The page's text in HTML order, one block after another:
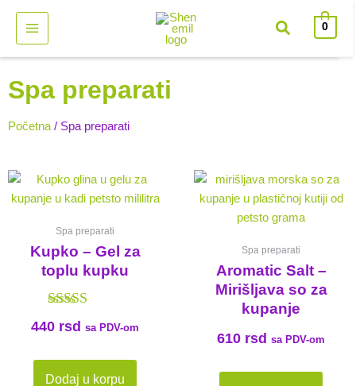
sadržaj
0
Spa preparati
Početna / Spa preparati
Spa preparati
Kupko – Gel za
toplu kupku
Ocenjeno
sa
od 5
440 rsd sa PDV-om
Dodaj u korpu
Spa preparati
Aromatic Salt –
Mirišljava so za
kupanje
610 rsd sa PDV-om